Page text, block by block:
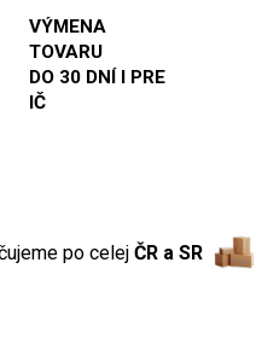
VÝMENA
TOVARU
DO 30 DNÍ I PRE
IČ
po celej ČR a SR